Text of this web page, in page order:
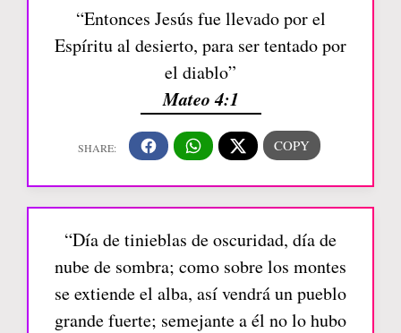
“Entonces Jesús fue llevado por el
Espíritu al desierto, para ser tentado por
el diablo”
Mateo 4:1
“Día de tinieblas de oscuridad, día de
nube de sombra; como sobre los montes
se extiende el alba, así vendrá un pueblo
grande fuerte; semejante a él no lo hubo